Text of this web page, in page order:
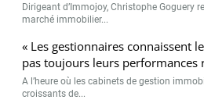
Dirigeant d’Immojoy, Christophe Goguery
marché immobilier...
« Les gestionnaires connaissent
pas toujours leurs performances
A l’heure où les cabinets de gestion
croissants de...